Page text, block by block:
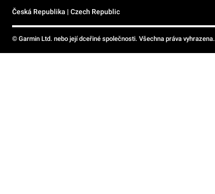
Česká Republika | Czech Republic
© Garmin Ltd. nebo její dceřiné společnosti. Všechna práva vyhrazena.